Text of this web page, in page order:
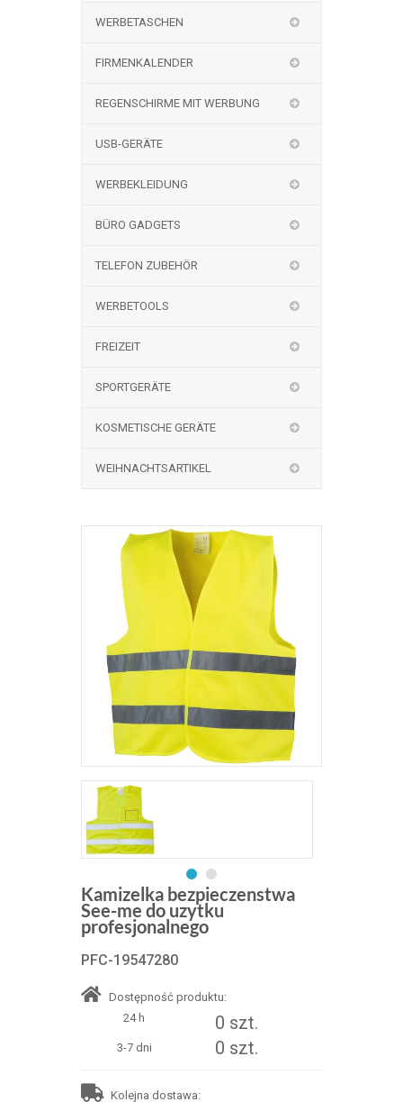
WERBETASCHEN
FIRMENKALENDER
REGENSCHIRME MIT WERBUNG
USB-GERÄTE
WERBEKLEIDUNG
BÜRO GADGETS
TELEFON ZUBEHÖR
WERBETOOLS
FREIZEIT
SPORTGERÄTE
KOSMETISCHE GERÄTE
WEIHNACHTSARTIKEL
Kamizelka bezpieczenstwa
See-me do uzytku
profesjonalnego
PFC-19547280
Dostępność produktu:
24 h
0 szt.
3-7 dni 0 szt.
Kolejna dostawa: